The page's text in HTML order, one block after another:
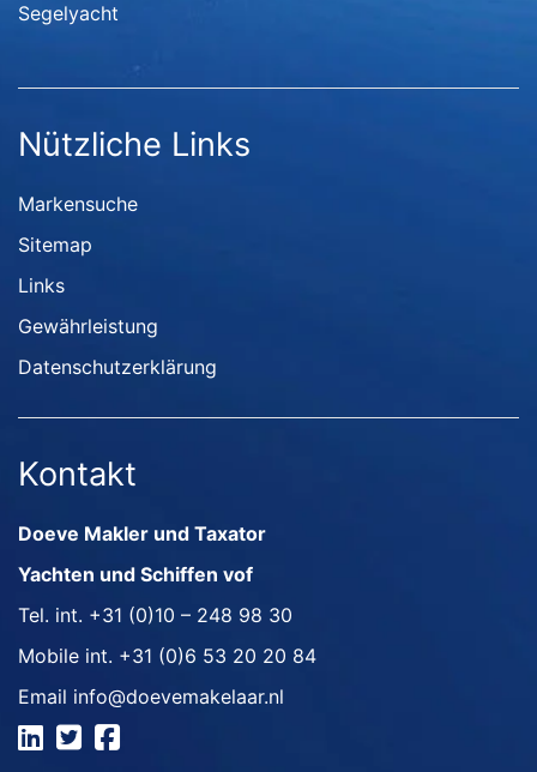
Segelyacht
Nützliche Links
Markensuche
Sitemap
Links
Gewährleistung
Datenschutzerklärung
Kontakt
Doeve Makler und Taxator
Yachten und Schiffen vof
Tel. int. +31 (0)10 – 248 98 30
Mobile int. +31 (0)6 53 20 20 84
Email info@doevemakelaar.nl